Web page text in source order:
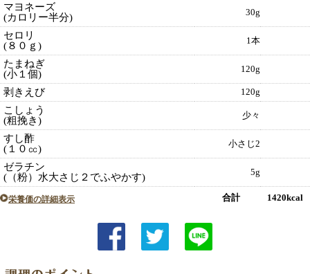
マヨネーズ
(カロリー半分)
30g
セロリ
(８０ｇ)
1本
たまねぎ
(小１個)
120g
剥きえび 120g
こしょう
(粗挽き)
少々
すし酢
(１０㏄)
小さじ2
ゼラチン
(（粉）水大さじ２でふやかす)
5g
栄養価の詳細表示 合計 1420kcal